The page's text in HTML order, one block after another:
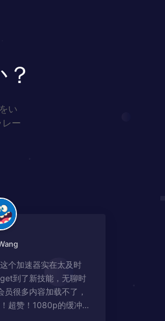
い
ー
个加速器实在太及时
到了新技能，无聊时
很多内容加载不了，
超赞！1080p的缓冲完